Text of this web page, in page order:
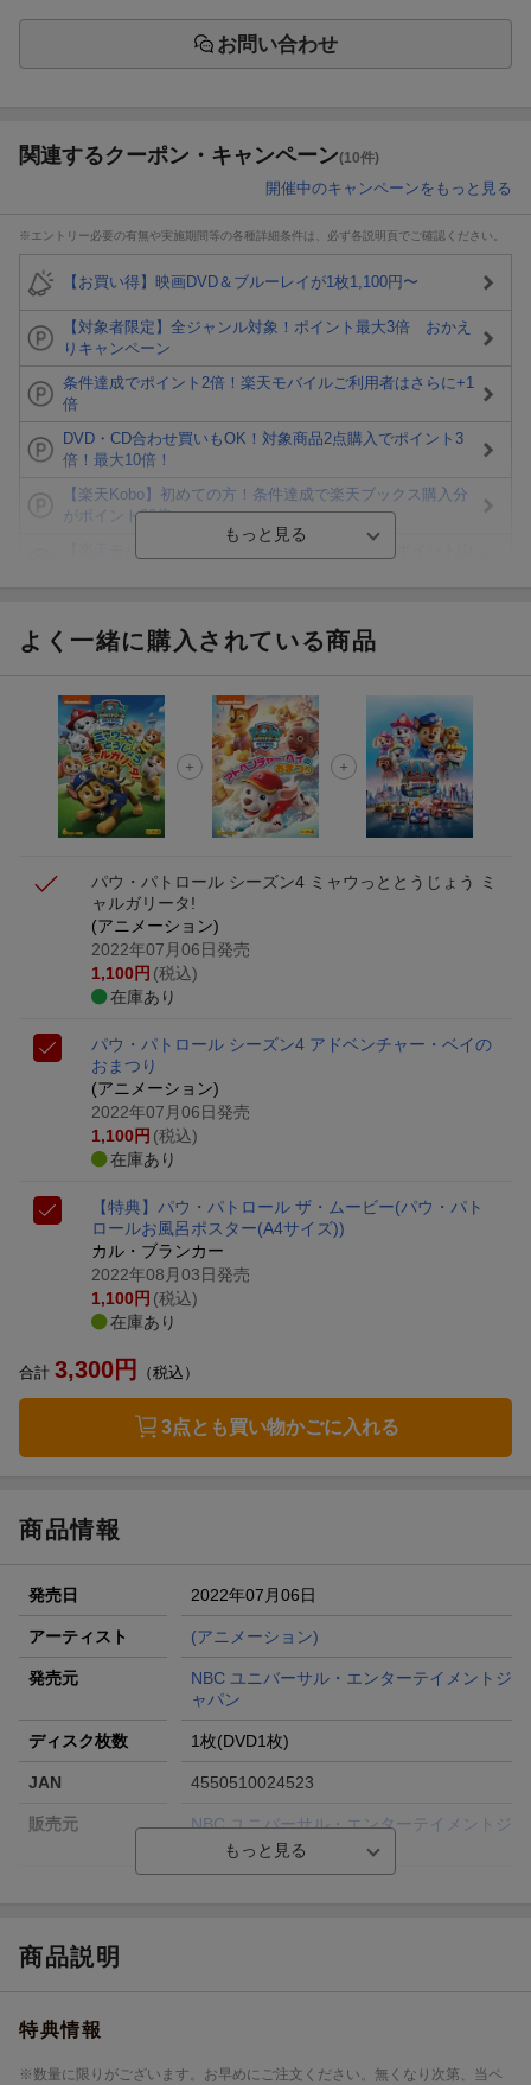
お問い合わせ
関連するクーポン・キャンペーン(10件)
開催中のキャンペーンをもっと見る
※エントリー必要の有無や実施期間等の各種詳細条件は、必ず各説明頁でご確認ください。
【お買い得】映画DVD＆ブルーレイが1枚1,100円〜
【対象者限定】全ジャンル対象！ポイント最大3倍 おかえ
りキャンペーン
条件達成でポイント2倍！楽天モバイルご利用者はさらに+1
倍
DVD・CD合わせ買いもOK！対象商品2点購入でポイント3
倍！最大10倍！
【楽天Kobo】初めての方！条件達成で楽天ブックス購入分
がポイント20倍
ト山分け
Blu-ray・DVDセール・お買い得情報
エントリー＆3,000円以上購入で無料データSIM（3GB/月プ
ラン）が当たる！
よく一緒に購入されている商品
パウ・パトロール シーズン4 ミャウっととうじょう ミ
ャルガリータ!
(アニメーション)
2022年07月06日発売
1,100円 (税込)
在庫あり
パウ・パトロール シーズン4 アドベンチャー・ベイの
おまつり
(アニメーション)
2022年07月06日発売
1,100円 (税込)
在庫あり
【特典】パウ・パトロール ザ・ムービー(パウ・パト
ロールお風呂ポスター(A4サイズ))
カル・ブランカー
2022年08月03日発売
1,100円 (税込)
在庫あり
合計 3,300円 （税込）
3点とも買い物かごに入れる
商品情報
発売日 2022年07月06日
アーティスト (アニメーション)
発売元
NBC ユニバーサル・エンターテイメントジ
ャパン
ディスク枚数 1枚(DVD1枚)
JAN 4550510024523
販売元
NBC ユニバーサル・エンターテイメントジ
ャパン
画面サイズ
商品説明
特典情報
※数量に限りがございます。お早めにご注文ください。無くなり次第、当ペ